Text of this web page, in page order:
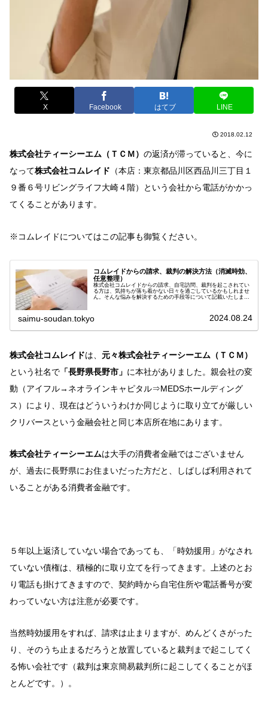
X Facebook はてブ LINE
2018.02.12
株式会社ティーシーエム（ＴＣＭ） の返済が滞っていると、今に
なって株式会社コムレイド （本店：東京都品川区西品川三丁目１
９番６号リビングライフ大崎４階）という会社から電話がかかっ
てくることがあります。
※コムレイドについてはこの記事も御覧ください。
コムレイドからの請求、裁判の解決方法（消滅時効、
任意整理）
株式会社コムレイドからの請求、自宅訪問、裁判を起こされてい
る方は、気持ちが落ち着かない日々を過ごしているかもしれませ
ん。そんな悩みを解決するための手段等について記載いたしま
saimu-soudan.tokyo 2024.08.24
株式会社コムレイドは、 元々株式会社ティーシーエム（ＴＣＭ）
という社名で 「長野県長野市」 に本社がありました。親会社の変
動（アイフル→ネオラインキャピタル⇒MEDSホールディング
ス）により、現在はどういうわけか同じように取り立てが厳しい
クリバースという金融会社と同じ本店所在地にあります。
株式会社ティーシーエムは大手の消費者金融ではございません
が、過去に長野県にお住まいだった方だと、しばしば利用されて
いることがある消費者金融です。
５年以上返済していない場合であっても、「時効援用」がなされ
ていない債権は、積極的に取り立てを行ってきます。上述のとお
り電話も掛けてきますので、契約時から自宅住所や電話番号が変
わっていない方は注意が必要です。
当然時効援用をすれば、請求は止まりますが、めんどくさがった
り、そのうち止まるだろうと放置していると裁判まで起こしてく
る怖い会社です（裁判は東京簡易裁判所に起こしてくることがほ
とんどです。）。